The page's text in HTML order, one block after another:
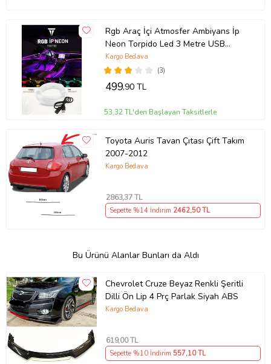
Rgb Araç İçi Atmosfer Ambiyans İp
Neon Torpido Led 3 Metre USB
Girişli
(3)
Kargo Bedava
499,90 TL
53,32 TL'den Başlayan Taksitlerle
Toyota Auris Tavan Çıtası Çift Takım
2007-2012
Kargo Bedava
2863,37 TL
Sepette %14 İndirim 2462,50 TL
Bu Ürünü Alanlar Bunları da Aldı
Chevrolet Cruze Beyaz Renkli Şeritli
Dilli Ön Lip 4 Prç Parlak Siyah ABS
Kargo Bedava
619,00 TL
Sepette %10 İndirim 557,10 TL